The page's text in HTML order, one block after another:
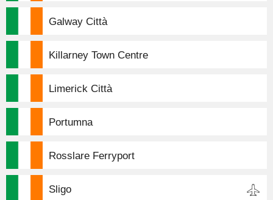
Galway Città
Killarney Town Centre
Limerick Città
Portumna
Rosslare Ferryport
Sligo